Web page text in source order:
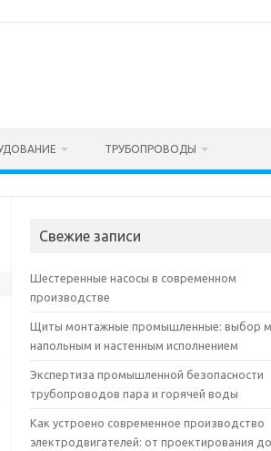
ТРУБОПРОВОДЫ
Свежие записи
Шестеренные насосы в современном
производстве
Щиты монтажные промышленные: выбор
напольным и настенным исполнением
Экспертиза промышленной безопасности
трубопроводов пара и горячей воды
Как устроено современное производство
электродвигателей: от проектирования до